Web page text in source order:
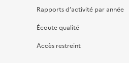
Rapports d’activité par année
Écoute qualité
Accès restreint